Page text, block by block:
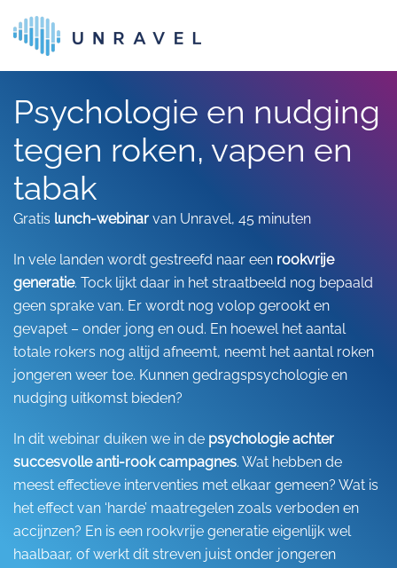
Skip to main content
Psychologie en nudging
tegen roken, vapen en
tabak
Gratis lunch-webinar van Unravel, 45 minuten
In vele landen wordt gestreefd naar een rookvrije
generatie. Tock lijkt daar in het straatbeeld nog bepaald
geen sprake van. Er wordt nog volop gerookt en
gevapet – onder jong en oud. En hoewel het aantal
totale rokers nog altijd afneemt, neemt het aantal roken
jongeren weer toe. Kunnen gedragspsychologie en
nudging uitkomst bieden?
In dit webinar duiken we in de psychologie achter
succesvolle anti-rook campagnes. Wat hebben de
meest effectieve interventies met elkaar gemeen? Wat is
het effect van ‘harde’ maatregelen zoals verboden en
accijnzen? En is een rookvrije generatie eigenlijk wel
haalbaar, of werkt dit streven juist onder jongeren